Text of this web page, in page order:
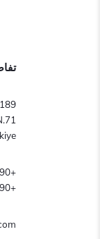
Yeşil
+90 (242) 221 12 44
+90 (555) 997 47 43